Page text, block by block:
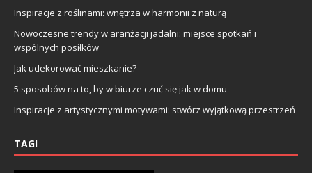
Inspiracje z roślinami: wnętrza w harmonii z naturą
Nowoczesne trendy w aranżacji jadalni: miejsce spotkań i
wspólnych posiłków
Jak udekorować mieszkanie?
5 sposobów na to, by w biurze czuć się jak w domu
Inspiracje z artystycznymi motywami: stwórz wyjątkową przestrzeń
TAGI